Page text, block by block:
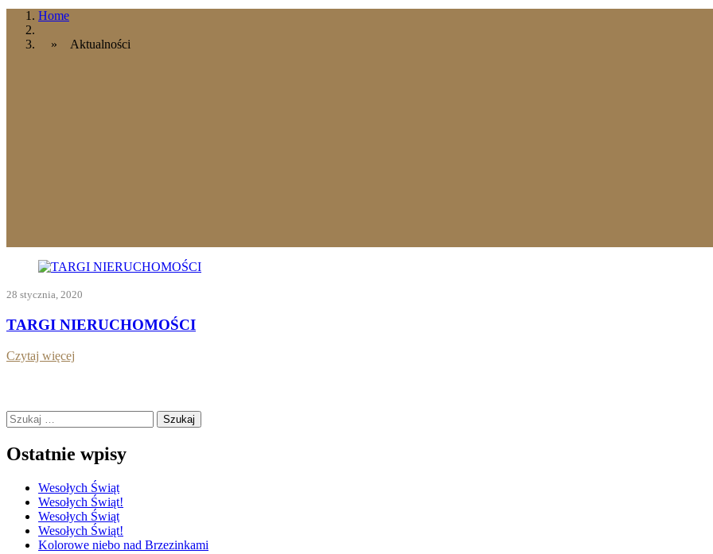
Home
» Aktualności
28 stycznia, 2020
TARGI NIERUCHOMOŚCI
Czytaj więcej
Szukaj:
Ostatnie wpisy
Wesołych Świąt
Wesołych Świąt!
Wesołych Świąt
Wesołych Świąt!
Kolorowe niebo nad Brzezinkami